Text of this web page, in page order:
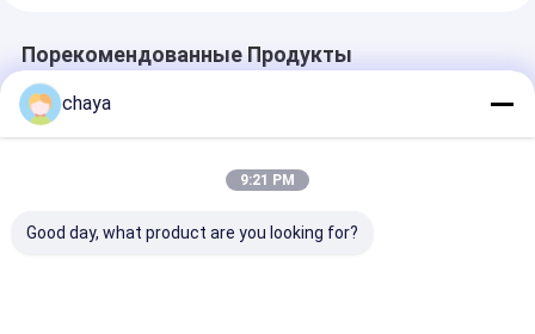
Порекомендованные Продукты
chaya
9:21 PM
Good day, what product are you looking for?